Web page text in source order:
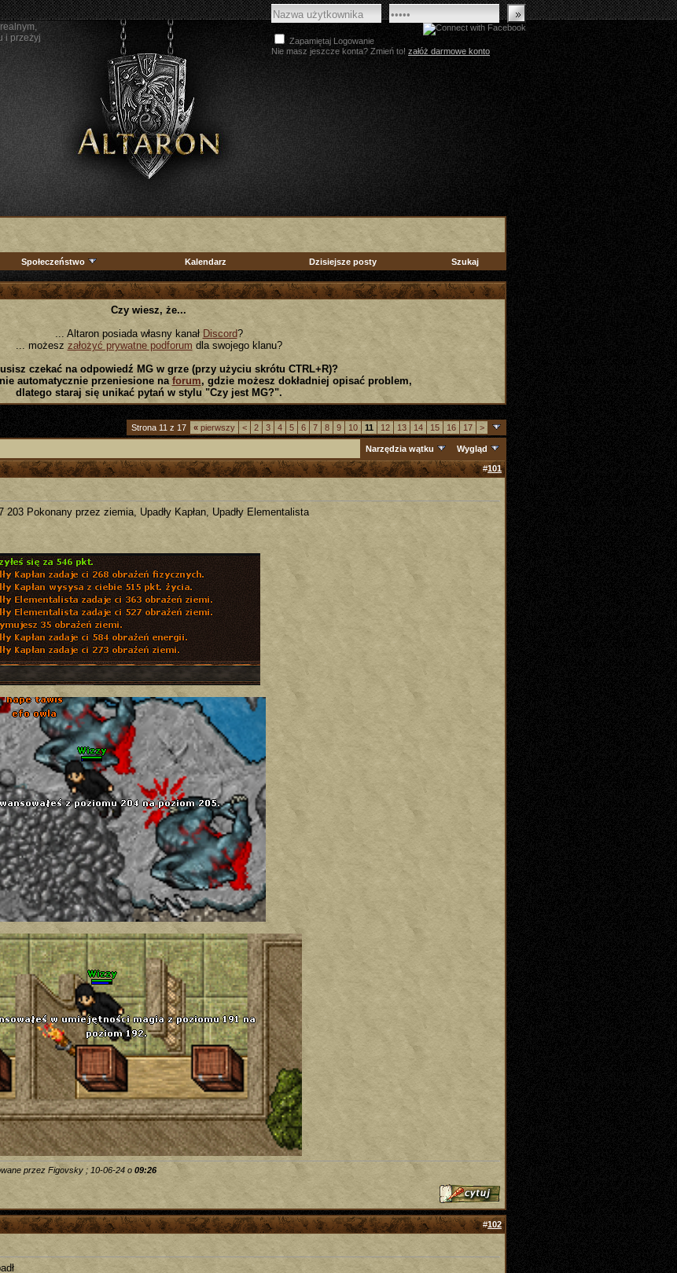
i przeżyj
Zapamiętaj Logowanie
Nie masz jeszcze konta? Zmień to! załóż darmowe konto
Społeczeństwo Kalendarz Dzisiejsze posty Szukaj
Czy wiesz, że...
... Altaron posiada własny kanał Discord?
... możesz założyć prywatne podforum dla swojego klanu?
czekać na odpowiedź MG w grze (przy użyciu skrótu CTRL+R)?
automatycznie przeniesione na forum, gdzie możesz dokładniej opisać problem,
dlatego staraj się unikać pytań w stylu "Czy jest MG?".
Strona 11 z 17 « pierwszy < 2 3 4 5 6 7 8 9 10 11 12 13 14 15 16 17 >
Narzędzia wątku Wygląd
#101
203 Pokonany przez ziemia, Upadły Kapłan, Upadły Elementalista
przez Figovsky ; 10-06-24 o 09:26
#102